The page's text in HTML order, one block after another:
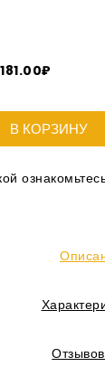
В КОРЗИНУ